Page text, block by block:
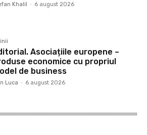
Khalil - 6 august 2026
Asociațiile europene –
economice cu propriul
de business
Luca - 6 august 2026